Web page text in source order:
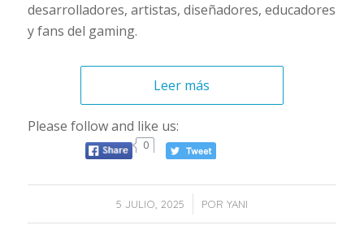
desarrolladores, artistas, diseñadores, educadores
y fans del gaming.
Leer más
Please follow and like us:
0
5 JULIO, 2025
/ POR YANI